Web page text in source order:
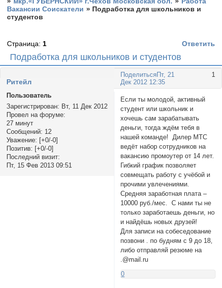
Вакансии Соискатели » Подработка для школьников и
студентов
Подработка для школьников и студентов
Страница: 1 Ответить
Поделиться 1
Пт, 21
Дек 2012 12:35
Ритейл
Пользователь
Зарегистрирован: Вт, 11 Дек 2012
Провел на форуме:
27 минут
Сообщений: 12
Уважение: [+0/-0]
Позитив: [+0/-0]
Последний визит:
Пт, 15 Фев 2013 09:51
Если ты молодой, активный
студент или школьник и
хочешь сам зарабатывать
деньги, тогда ждём тебя в
нашей команде! Дилер МТС
ведёт набор сотрудников на
вакансию промоутер от 14 лет.
Гибкий график позволяет
совмещать работу с учёбой и
прочими увлечениями.
Средняя заработная плата –
10000 руб./мес. С нами ты не
только заработаешь деньги, но
и найдёшь новых друзей!
Для записи на собеседование
позвони . по будням с 9 до 18,
либо отправляй резюме на
.@mail.ru
0